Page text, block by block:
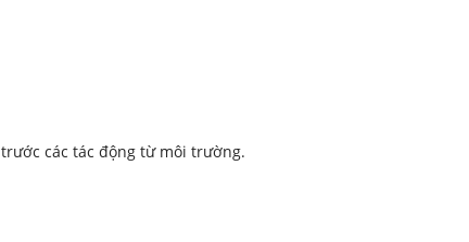
các tác động từ môi trường.